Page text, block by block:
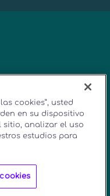
cookies”, usted
en su dispositivo
sitio, analizar el uso
estudios para